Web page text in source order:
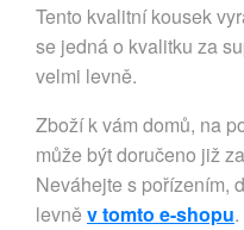
Tento kvalitní kousek
se jedná o kvalitku za
velmi levně.
Zboží k vám domů, na
může být doručeno již
Neváhejte s pořízením,
levně v tomto e-shopu.